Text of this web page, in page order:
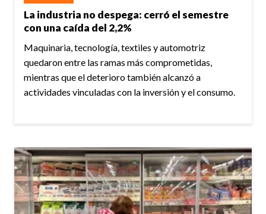
La industria no despega: cerró el semestre
con una caída del 2,2%
Maquinaria, tecnología, textiles y automotriz
quedaron entre las ramas más comprometidas,
mientras que el deterioro también alcanzó a
actividades vinculadas con la inversión y el consumo.